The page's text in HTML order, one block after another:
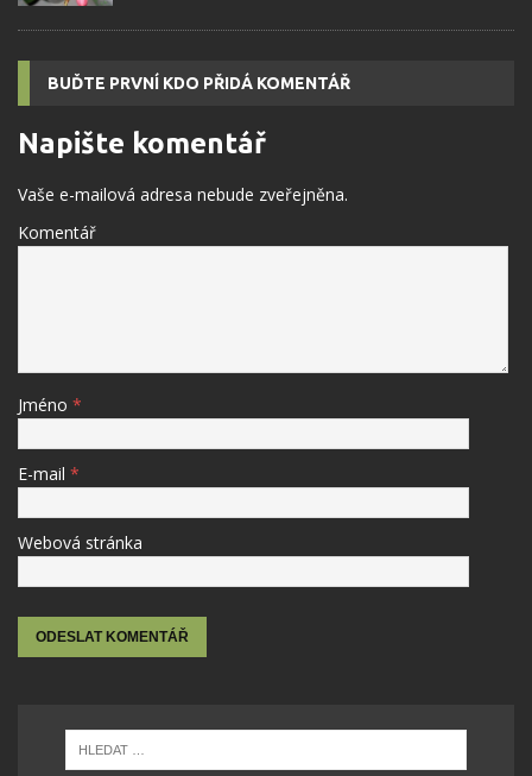
BUĎTE PRVNÍ KDO PŘIDÁ KOMENTÁŘ
Napište komentář
Vaše e-mailová adresa nebude zveřejněna.
Komentář
Jméno *
E-mail *
Webová stránka